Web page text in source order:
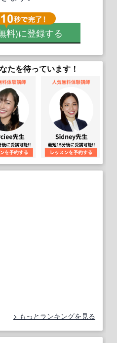
料)に登録する
たを待っています！
もっとランキングを見る